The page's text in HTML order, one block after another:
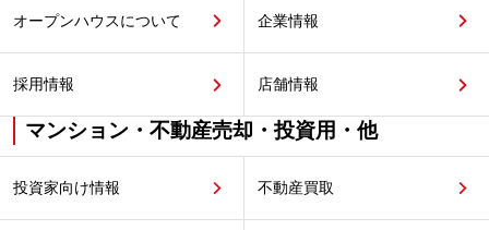
オープンハウスについて 企業情報
採用情報 店舗情報
マンション・不動産売却・投資用・他
投資家向け情報 不動産買取